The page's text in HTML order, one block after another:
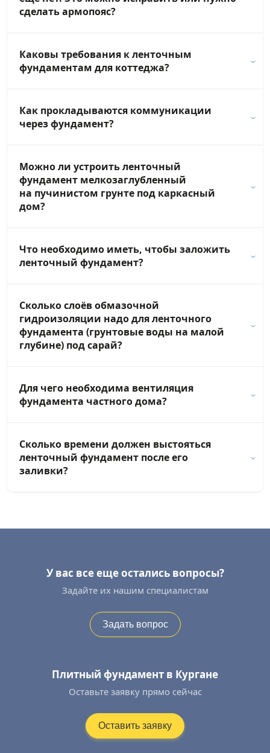
сделать армопояс?
Каковы требования к ленточным
фундаментам для коттеджа?
Как прокладываются коммуникации
через фундамент?
Можно ли устроить ленточный
фундамент мелкозаглубленный
на пучинистом грунте под каркасный
дом?
Что необходимо иметь, чтобы заложить
ленточный фундамент?
Сколько слоёв обмазочной
гидроизоляции надо для ленточного
фундамента (грунтовые воды на малой
глубине) под сарай?
Для чего необходима вентиляция
фундамента частного дома?
Сколько времени должен выстояться
ленточный фундамент после его
заливки?
У вас все еще остались вопросы?
Задайте их нашим специалистам
Задать вопрос
Плитный фундамент в Кургане
Оставьте заявку прямо сейчас
Оставить заявку